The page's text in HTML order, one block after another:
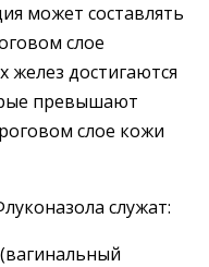
может составлять
слое
желез достигаются
превышают
слое кожи
служат: